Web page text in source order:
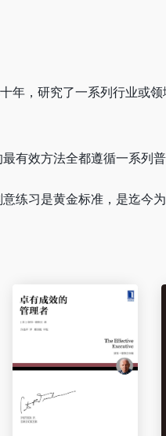
年，研究了一系列行业或
有效方法全都遵循一系列
练习是黄金标准，是迄今